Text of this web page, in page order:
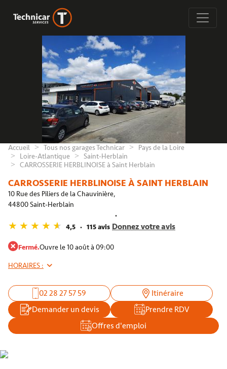
Accueil Tous nos garages Technicar
Pays de la Loire
Loire-Atlantique
Saint-Herblain
CARROSSERIE HERBLINOISE à Saint Herblain
CARROSSERIE HERBLINOISE À SAINT HERBLAIN
10 Rue des Piliers de la Chauvinière,
44800 Saint-Herblain
4,5 115 avis Donnez votre avis
Fermé.Ouvre le 10 août à 09:00
HORAIRES :
02 28 27 57 59
Itinéraire
Demander un devis
Prendre RDV
Offres d'emploi